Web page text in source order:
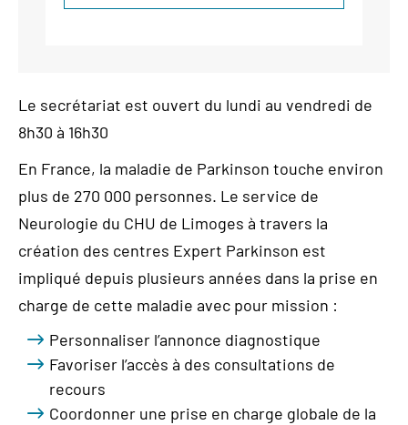
Le secrétariat est ouvert du lundi au vendredi de
8h30 à 16h30
En France, la maladie de Parkinson touche environ
plus de 270 000 personnes. Le service de
Neurologie du CHU de Limoges à travers la
création des centres Expert Parkinson est
impliqué depuis plusieurs années dans la prise en
charge de cette maladie avec pour mission :
Personnaliser l’annonce diagnostique
Favoriser l’accès à des consultations de
recours
Coordonner une prise en charge globale de la